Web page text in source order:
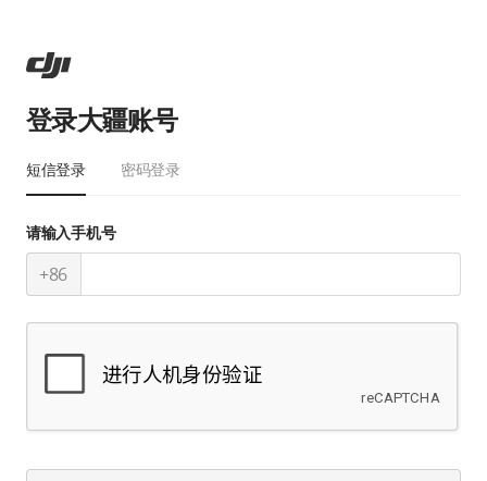
登录大疆账号
短信登录 密码登录
请输入手机号
+86